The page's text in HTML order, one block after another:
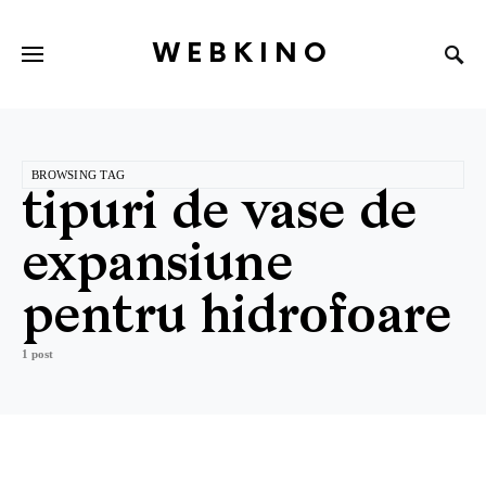
WEBKINO
BROWSING TAG
tipuri de vase de
expansiune
pentru hidrofoare
1 post